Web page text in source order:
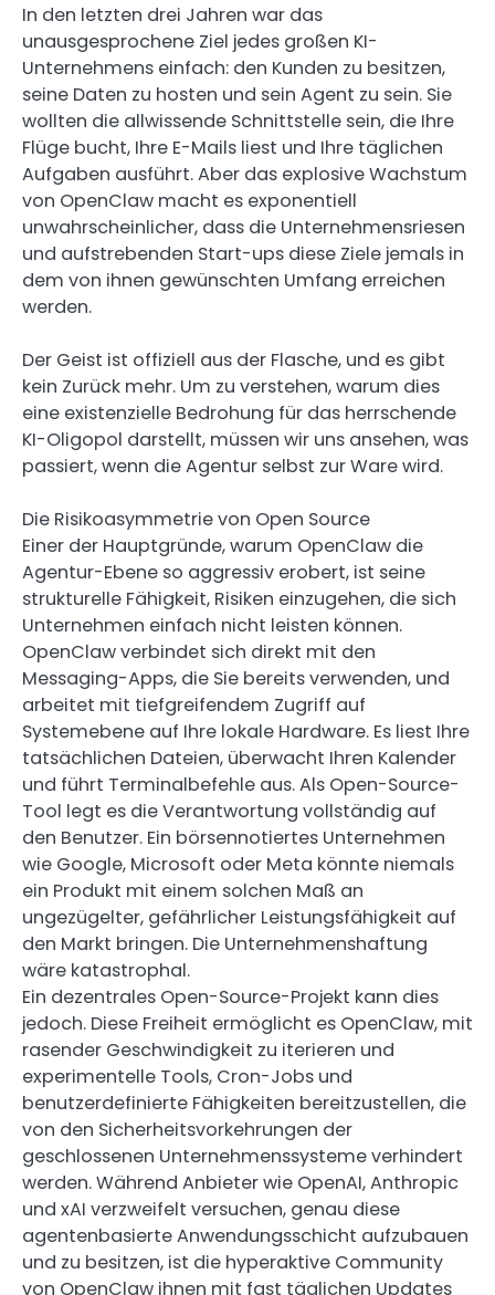
In den letzten drei Jahren war das
unausgesprochene Ziel jedes großen KI-
Unternehmens einfach: den Kunden zu besitzen,
seine Daten zu hosten und sein Agent zu sein. Sie
wollten die allwissende Schnittstelle sein, die Ihre
Flüge bucht, Ihre E-Mails liest und Ihre täglichen
Aufgaben ausführt. Aber das explosive Wachstum
von OpenClaw macht es exponentiell
unwahrscheinlicher, dass die Unternehmensriesen
und aufstrebenden Start-ups diese Ziele jemals in
dem von ihnen gewünschten Umfang erreichen
werden.
Der Geist ist offiziell aus der Flasche, und es gibt
kein Zurück mehr. Um zu verstehen, warum dies
eine existenzielle Bedrohung für das herrschende
KI-Oligopol darstellt, müssen wir uns ansehen, was
passiert, wenn die Agentur selbst zur Ware wird.
Die Risikoasymmetrie von Open Source
Einer der Hauptgründe, warum OpenClaw die
Agentur-Ebene so aggressiv erobert, ist seine
strukturelle Fähigkeit, Risiken einzugehen, die sich
Unternehmen einfach nicht leisten können.
OpenClaw verbindet sich direkt mit den
Messaging-Apps, die Sie bereits verwenden, und
arbeitet mit tiefgreifendem Zugriff auf
Systemebene auf Ihre lokale Hardware. Es liest Ihre
tatsächlichen Dateien, überwacht Ihren Kalender
und führt Terminalbefehle aus. Als Open-Source-
Tool legt es die Verantwortung vollständig auf
den Benutzer. Ein börsennotiertes Unternehmen
wie Google, Microsoft oder Meta könnte niemals
ein Produkt mit einem solchen Maß an
ungezügelter, gefährlicher Leistungsfähigkeit auf
den Markt bringen. Die Unternehmenshaftung
wäre katastrophal.
Ein dezentrales Open-Source-Projekt kann dies
jedoch. Diese Freiheit ermöglicht es OpenClaw, mit
rasender Geschwindigkeit zu iterieren und
experimentelle Tools, Cron-Jobs und
benutzerdefinierte Fähigkeiten bereitzustellen, die
von den Sicherheitsvorkehrungen der
geschlossenen Unternehmenssysteme verhindert
werden. Während Anbieter wie OpenAI, Anthropic
und xAI verzweifelt versuchen, genau diese
agentenbasierte Anwendungsschicht aufzubauen
und zu besitzen, ist die hyperaktive Community
von OpenClaw ihnen mit fast täglichen Updates